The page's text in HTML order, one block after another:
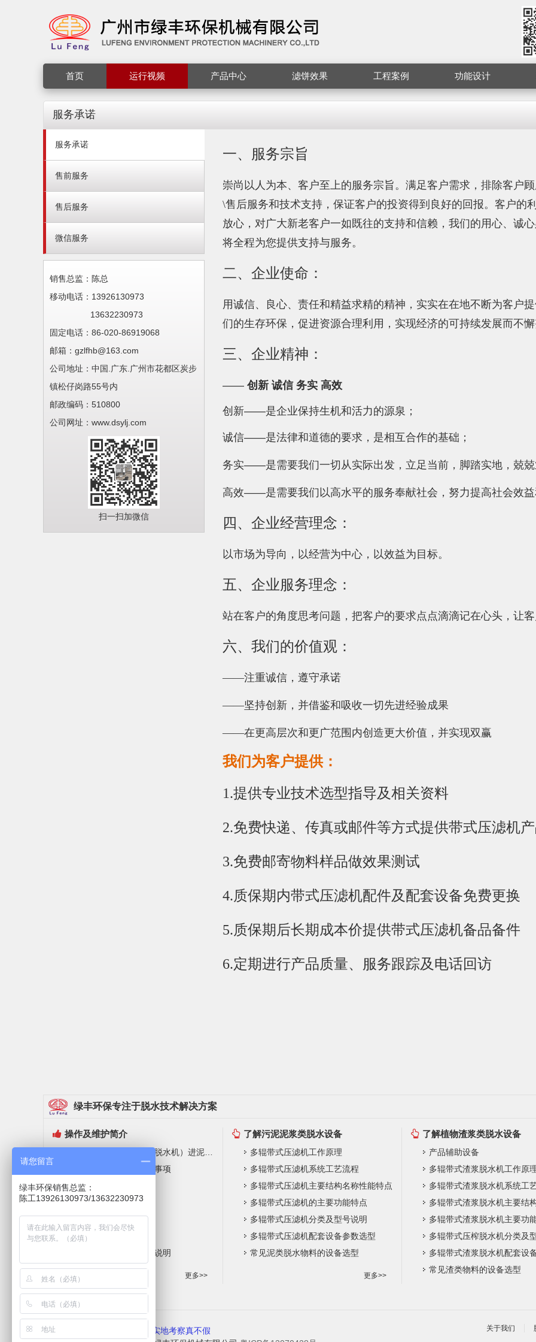
首页 运行视频 产品中心 滤饼效果 工程案例 功能设计
服务承诺
服务承诺
售前服务
售后服务
微信服务
销售总监：陈总
移动电话： 13926130973
13632230973
固定电话：86-020-86919068
邮箱：gzlfhb@163.com
公司地址： 中国.广东. 广州市花都区炭步
镇松仔岗路55号内
邮政编码：510800
公司网址：www.dsylj.com
扫一扫加微信
一、服务宗旨
崇尚以人为本、客户至上的服务宗旨。满足客户需求，排除客户
\售后服务和技术支持，保证客户的投资得到良好的回报。客户的
放心，对广大新老客户一如既往的支持和信赖，我们的用心、诚
将全程为您提供支持与服务。
二、企业使命：
用诚信、良心、责任和精益求精的精神，实实在在地不断为客户
们的生存环保，促进资源合理利用，实现经济的可持续发展而不懈
三、企业精神：
—— 创新 诚信 务实 高效
创新——是企业保持生机和活力的源泉；
诚信——是法律和道德的要求，是相互合作的基础；
务实——是需要我们一切从实际出发，立足当前，脚踏实地，兢兢
高效——是需要我们以高水平的服务奉献社会，努力提高社会效益
四、企业经营理念：
以市场为导向，以经营为中心，以效益为目标。
五、企业服务理念：
站在客户的角度思考问题，把客户的要求点点滴滴记在心头，让客
六、我们的价值观：
——注重诚信，遵守承诺
——坚持创新，并借鉴和吸收一切先进经验成果
——在更高层次和更广范围内创造更大价值，并实现双赢
我们为客户提供：
1.提供专业技术选型指导及相关资料
2.免费快递、传真或邮件等方式提供带式压滤机
3.免费邮寄物料样品做效果测试
4.质保期内带式压滤机配件及配套设备免费更换
5.质保期后长期成本价提供带式压滤机备品备件
6.定期进行产品质量、服务跟踪及电话回访
绿丰环保专注于脱水技术解决方案
操作及维护简介
开机工作前准备及检查事项
系统操作规程
操作注意事项
常规维护保养内容
常见故障及排除方法
聚丙烯酰胺简介及使用说明
更多>>
了解污泥泥浆类脱水设备
多辊带式压滤机工作原理
多辊带式压滤机系统工艺流程
多辊带式压滤机主要结构名称性能特点
多辊带式压滤机的主要功能特点
多辊带式压滤机分类及型号说明
多辊带式压滤机配套设备参数选型
常见泥类脱水物料的设备选型
更多>>
了解植物渣浆类脱水设备
产品辅助设备
多辊带式渣浆脱水机工作原
多辊带式渣浆脱水机系统工
多辊带式渣浆脱水机主要功
多辊带式压榨脱水机分类及
多辊带式渣浆脱水机配套设
常见渣类物料的设备选型
友好提示：
网上信息真亦假，实地考察真不假
关于我们
请您留言
绿丰环保销售总监：
陈工13926130973/13632230973